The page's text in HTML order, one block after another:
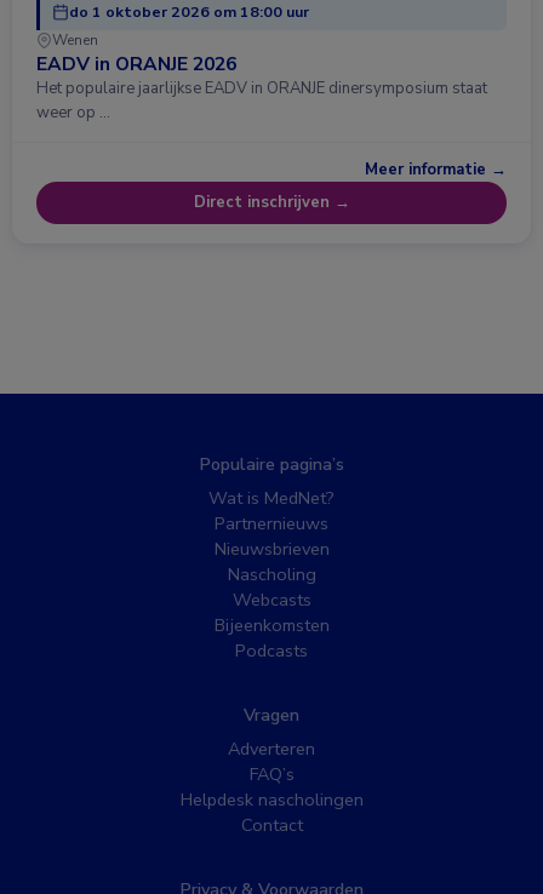
do 1 oktober 2026 om 18:00 uur
Wenen
EADV in ORANJE 2026
Het populaire jaarlijkse EADV in ORANJE dinersymposium staat
weer op …
Meer informatie →
Direct inschrijven →
Populaire pagina’s
Wat is MedNet?
Partnernieuws
Nieuwsbrieven
Nascholing
Webcasts
Bijeenkomsten
Podcasts
Vragen
Adverteren
FAQ’s
Helpdesk nascholingen
Contact
Privacy & Voorwaarden